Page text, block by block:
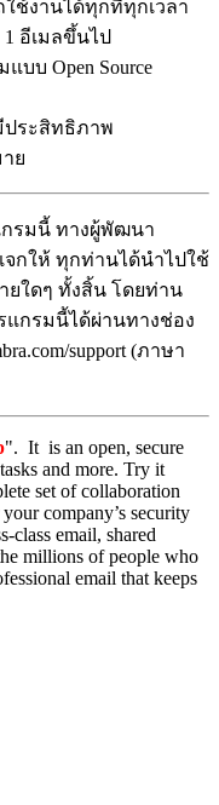
ช้งานได้ทุกที่ทุกเวลา
อีเมลขึ้นไป
บ Open Source
ประสิทธิภาพ
ย
กรมนี้ ทางผู้พัฒนา
แจกให้ ทุกท่านได้นำไปใช้
ยใดๆ ทั้งสิ้น โดยท่าน
กรมนี้ได้ผ่านทางช่อง
support (ภาษา
". It is an open, secure
and more. Try it
set of collaboration
company’s security
class email, shared
millions of people who
email that keeps